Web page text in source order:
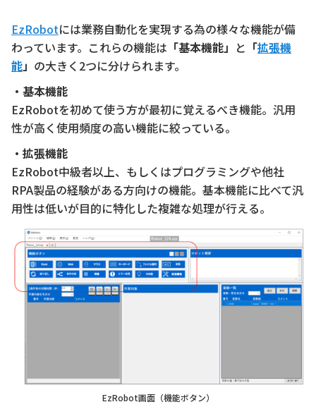
EzRobotには業務自動化を実現する為の様々な機能が備
わっています。これらの機能は 「基本機能」 と 「拡張機
能」 の大きく2つに分けられます。
・基本機能
EzRobotを初めて使う方が最初に覚えるべき機能。汎用
性が高く使用頻度の高い機能に絞っている。
・拡張機能
EzRobot中級者以上、もしくはプログラミングや他社
RPA製品の経験がある方向けの機能。基本機能に比べて汎
用性は低いが目的に特化した複雑な処理が行える。
EzRobot画面（機能ボタン）